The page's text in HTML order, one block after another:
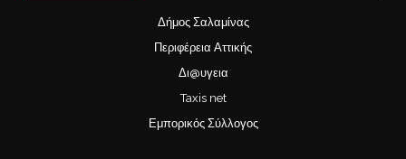
Δήμος Σαλαμίνας
Περιφέρεια Αττικής
Δι@υγεια
Taxis net
Εμπορικός Σύλλογος